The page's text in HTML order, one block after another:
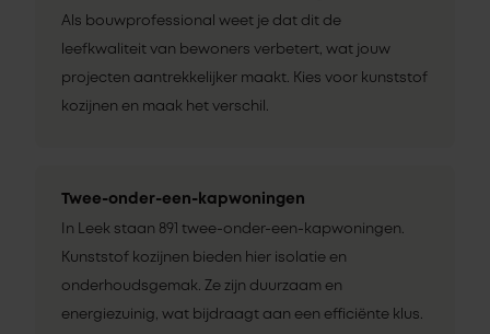
Als bouwprofessional weet je dat dit de
leefkwaliteit van bewoners verbetert, wat jouw
projecten aantrekkelijker maakt. Kies voor kunststof
kozijnen en maak het verschil.
Twee-onder-een-kapwoningen
In Leek staan 891 twee-onder-een-kapwoningen.
Kunststof kozijnen bieden hier isolatie en
onderhoudsgemak. Ze zijn duurzaam en
energiezuinig, wat bijdraagt aan een efficiënte klus.